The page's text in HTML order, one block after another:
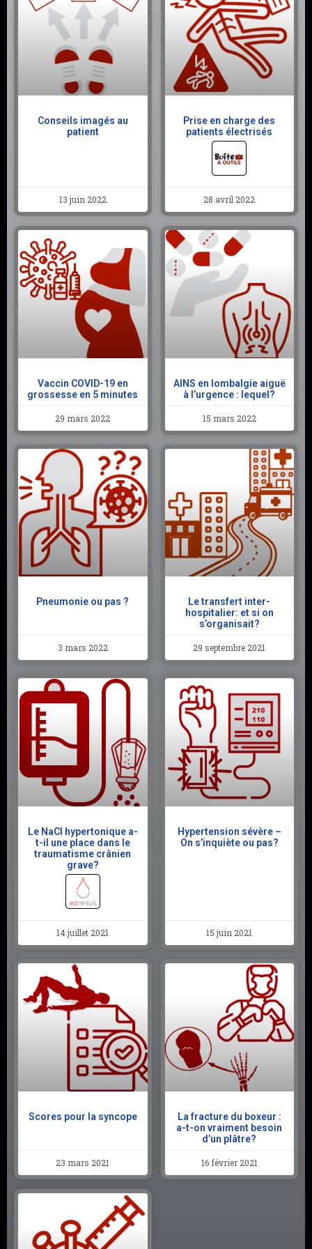
Conseils imagés au
patient
13 juin 2022
Prise en charge des
patients électrisés
28 avril 2022
Vaccin COVID-19 en
grossesse en 5 minutes
29 mars 2022
AINS en lombalgie aiguë
à l’urgence : lequel?
15 mars 2022
Pneumonie ou pas ?
3 mars 2022
Le transfert inter-
hospitalier: et si on
s’organisait?
29 septembre 2021
Le NaCl hypertonique a-
t-il une place dans le
traumatisme crânien
grave?
14 juillet 2021
Hypertension sévère –
On s’inquiète ou pas?
15 juin 2021
Scores pour la syncope
23 mars 2021
La fracture du boxeur :
a-t-on vraiment besoin
d’un plâtre?
16 février 2021